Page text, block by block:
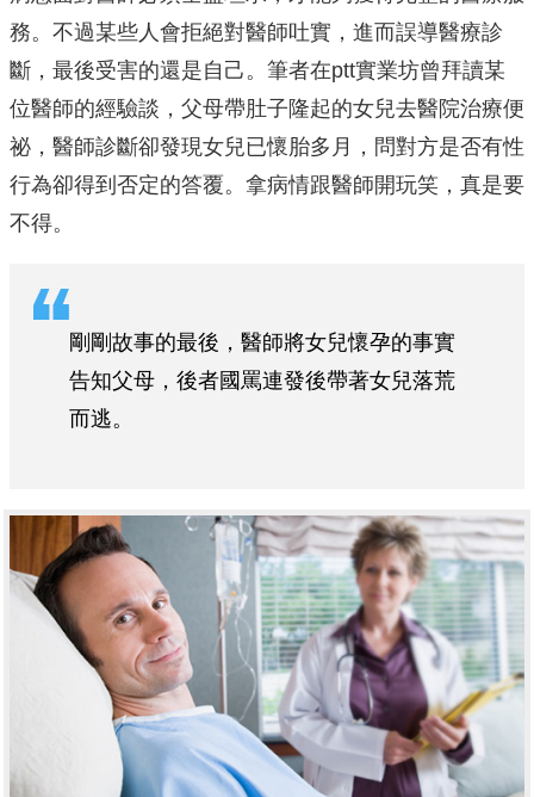
務。不過某些人會拒絕對醫師吐實，進而誤導醫療診
斷，最後受害的還是自己。筆者在ptt實業坊曾拜讀某
位醫師的經驗談，父母帶肚子隆起的女兒去醫院治療便
祕，醫師診斷卻發現女兒已懷胎多月，問對方是否有性
行為卻得到否定的答覆。拿病情跟醫師開玩笑，真是要
不得。
剛剛故事的最後，醫師將女兒懷孕的事實
告知父母，後者國罵連發後帶著女兒落荒
而逃。